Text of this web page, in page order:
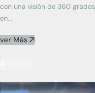
con una visión de 360
en...
ver Más